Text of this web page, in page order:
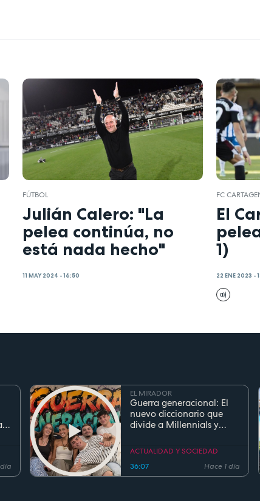
FÚTBOL
Julián Calero: "La
pelea continúa, no
está nada hecho"
11 MAY 2024 - 16:50
FC
El
1)
22 ENE 2023 -
EL MIRADOR
Guerra generacional: El
nuevo diccionario que
divide a Millennials y
ACTUALIDAD Y SOCIEDAD
36:07
Hace 1 día